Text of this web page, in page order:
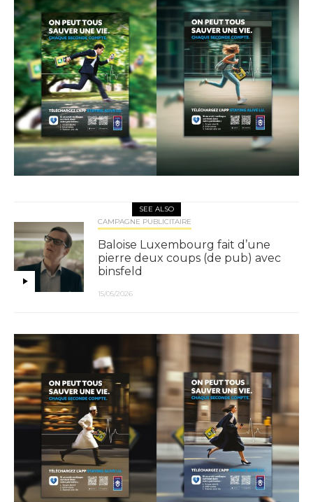
SEE ALSO
CAMPAGNE PUBLICITAIRE
Baloise Luxembourg fait d’une
pierre deux coups (de pub) avec
binsfeld
15/05/2026